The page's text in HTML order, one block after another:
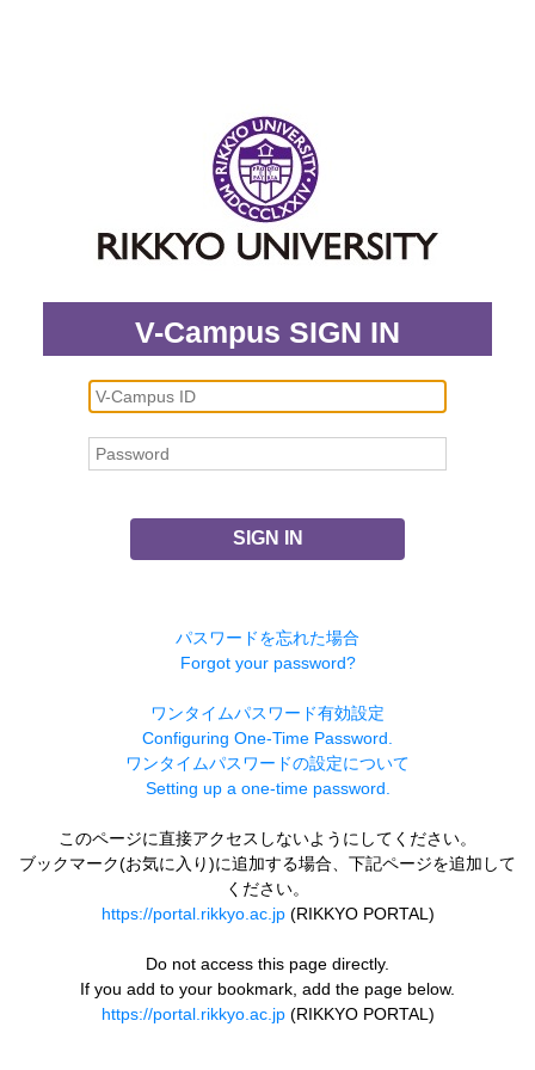
V-Campus SIGN IN
SIGN IN
パスワードを忘れた場合
Forgot your password?
ワンタイムパスワード有効設定
Configuring One-Time Password.
ワンタイムパスワードの設定について
Setting up a one-time password.
このページに直接アクセスしないようにしてください。
ブックマーク(お気に入り)に追加する場合、下記ページを追加して
ください。
https://portal.rikkyo.ac.jp(RIKKYO PORTAL)
Do not access this page directly.
If you add to your bookmark, add the page below.
https://portal.rikkyo.ac.jp(RIKKYO PORTAL)